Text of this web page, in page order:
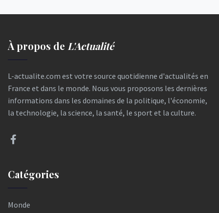
À propos de L'Actualité
L-actualite.com est votre source quotidienne d'actualités en
France et dans le monde. Nous vous proposons les dernières
informations dans les domaines de la politique, l'économie,
la technologie, la science, la santé, le sport et la culture.
Catégories
Monde